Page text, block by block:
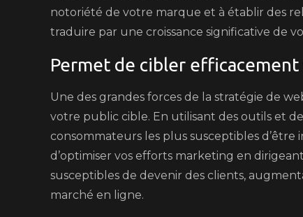
notoriété de votre marque et à établir des
traduire par une croissance significative de
Permet de cibler
Une des grandes forces de la stratégie de
votre public cible. En utilisant des outils et
consommateurs les plus susceptibles d’être
d’optimiser vos efforts marketing en
susceptibles de devenir des clients,
marché en ligne.